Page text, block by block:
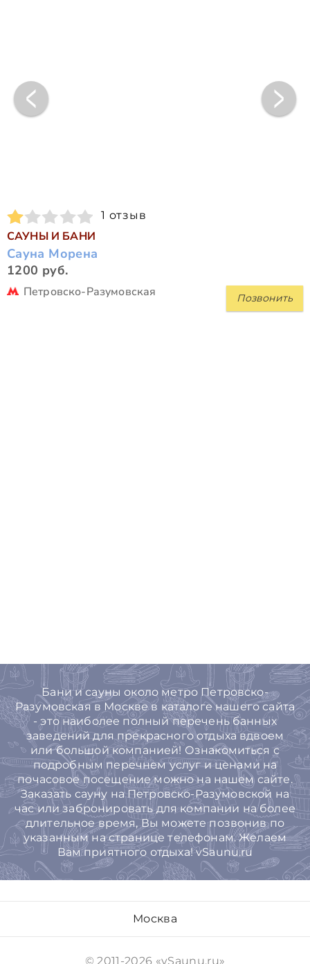
1 отзыв
САУНЫ И БАНИ
Сауна Морена
1200 руб.
Позвонить
Петровско-Разумовская
Бани и сауны около метро Петровско-
Разумовская в Москве в каталоге нашего сайта
- это наиболее полный перечень банных
заведений для прекрасного отдыха вдвоем
или большой компанией! Ознакомиться с
подробным перечнем услуг и ценами на
почасовое посещение можно на нашем сайте.
Заказать сауну на Петровско-Разумовской на
час или забронировать для компании на более
длительное время, Вы можете позвонив по
указанным на странице телефонам. Желаем
Вам приятного отдыха! vSaunu.ru
Москва
© 2011-2026 «vSaunu.ru»